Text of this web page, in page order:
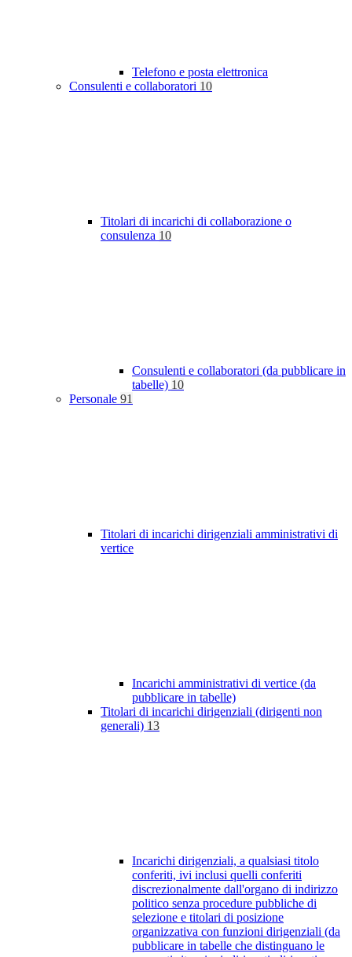
Telefono e posta elettronica
Consulenti e collaboratori 10
Titolari di incarichi di collaborazione o
consulenza 10
Consulenti e collaboratori (da pubblicare in
tabelle) 10
Personale 91
Titolari di incarichi dirigenziali amministrativi di
vertice
Incarichi amministrativi di vertice (da
pubblicare in tabelle)
Titolari di incarichi dirigenziali (dirigenti non
generali) 13
Incarichi dirigenziali, a qualsiasi titolo
conferiti, ivi inclusi quelli conferiti
discrezionalmente dall'organo di indirizzo
politico senza procedure pubbliche di
selezione e titolari di posizione
organizzativa con funzioni dirigenziali (da
pubblicare in tabelle che distinguano le